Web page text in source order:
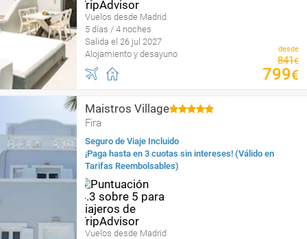
Vuelos desde Madrid
5 días / 4 noches
Salida el 26 jul 2027
Alojamiento y desayuno
desde
841€
799€
Maistros Village
Fira
Seguro de Viaje Incluido
¡Paga hasta en 3 cuotas sin intereses! (Válido en
Tarifas Reembolsables)
Vuelos desde Madrid